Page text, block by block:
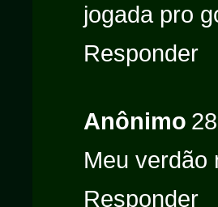
jogada pro
Responder
Anônimo
Meu verdão
Responder